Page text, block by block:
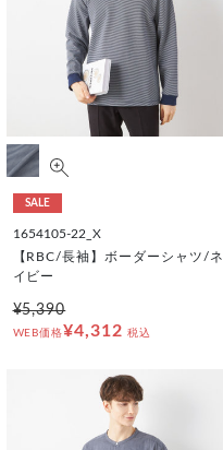
SALE
1654105-22_X
【RBC/長袖】ボーダーシャツ/ネ
イビー
¥5,390
WEB価格¥4,312 税込